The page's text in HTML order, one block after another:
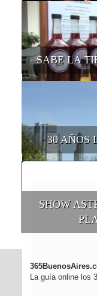
SABE LA
30 AÑOS
SHOW
La guía online los